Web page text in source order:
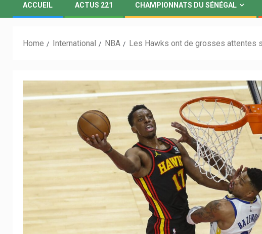
ACCUEIL ACTUS 221 CHAMPIONNATS DU SÉNÉGAL
Home International NBA Les Hawks ont de grosses attentes